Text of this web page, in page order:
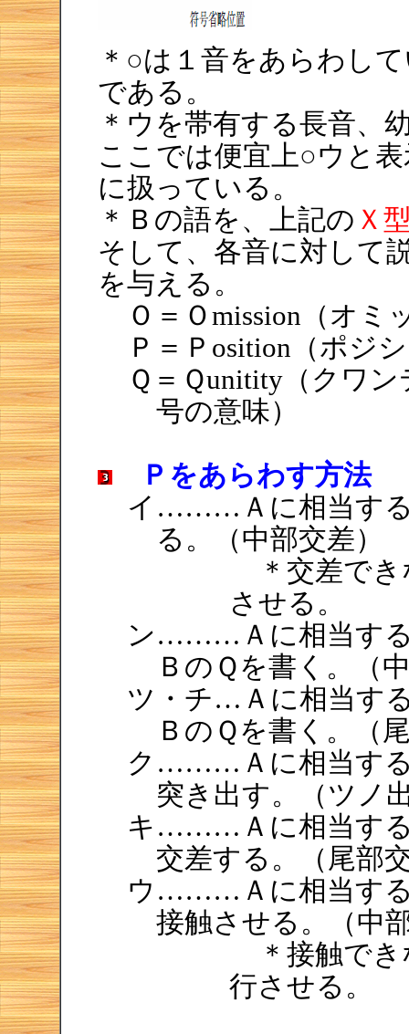
＊○は１音をあらわし
である。
＊ウを帯有する長音、
ここでは便宜上○ウと
に扱っている。
＊Ｂの語を、上記の Ｘ
そして、各音に対して
を与える。
Ｏ＝ Ｏmission （オミ
Ｐ＝ Ｐosition （ポジ
Ｑ＝ Ｑunitity（クワン
号の意味）
Ｐをあらわす方法
イ………Ａに相当する
る。（中部交差）
＊交差で
させる。
ン………Ａに相当する
ＢのＱを書く。（
ツ・チ…Ａに相当す
ＢのＱを書く。（
ク………Ａに相当する
突き出す。（ツノ
キ………Ａに相当する
交差する。（尾部
ウ………Ａに相当する
接触させる。（中
＊接触で
行させる。